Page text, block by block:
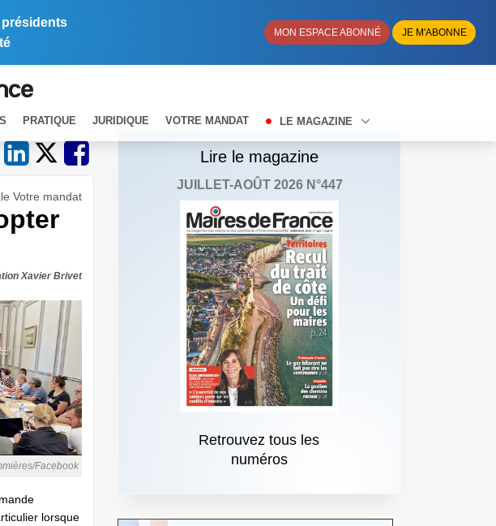
présidents
MON ESPACE ABONNÉ JE M'ABONNE
PRATIQUE JURIDIQUE VOTRE MANDAT LE MAGAZINE
Votre mandat
Xavier Brivet
Facebook
lorsque
Lire le magazine
JUILLET-AOÛT 2026 N°447
Retrouvez tous les
numéros